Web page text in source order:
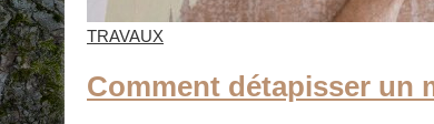
TRAVAUX
Comment détapisser un